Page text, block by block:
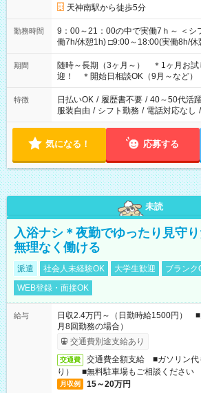
天神南駅から徒歩5分
勤務時間
9：00～21：00の中で実働7ｈ～ ＜シフト例＞ □9:00～17:00(実
働7h/休憩1h) □9:00～18:00(実働8h/
働8h/休憩1h) □11:00～20:00(実働8h/
働7h/休憩1h) □12:00～21:00(実働7h/休憩1h) ＊固定
る時間帯！
期間
随時～長期（3ヶ月～） ＊1ヶ月お
迎！ ＊開始日相談OK（9月～など）
特徴 日払いOK / 履歴書不要 / 40～50代活
服装自由 / シフト勤務 / 電話対応なし /
気になる！ 応募する
未読
入浴ナシ＊夜勤でゆったり見守
無理なく働ける
派遣 社会人未経験OK 大学生歓迎
ブランク
WEB登録・面接OK
給与
日収2.4万円～（日勤時給1500円）
月8回勤務の場合）
交通費別途支給あり
交通費
交通費全額支給 ■ガソリン代
り） ■無料駐車場もご相談ください
月収例 15～20万円